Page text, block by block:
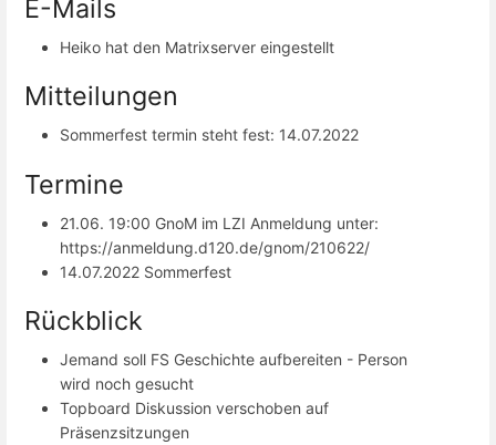
E-Mails
Heiko hat den Matrixserver eingestellt
Mitteilungen
Sommerfest termin steht fest: 14.07.2022
Termine
21.06. 19:00 GnoM im LZI Anmeldung unter:
https://anmeldung.d120.de/gnom/210622/
14.07.2022 Sommerfest
Rückblick
Jemand soll FS Geschichte aufbereiten - Person
wird noch gesucht
Topboard Diskussion verschoben auf
Präsenzsitzungen